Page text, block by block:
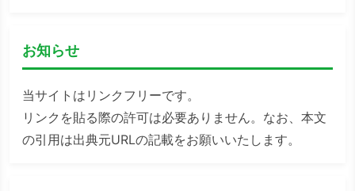
お知らせ
当サイトはリンクフリーです。
リンクを貼る際の許可は必要ありません。なお、本文
の引用は出典元URLの記載をお願いいたします。